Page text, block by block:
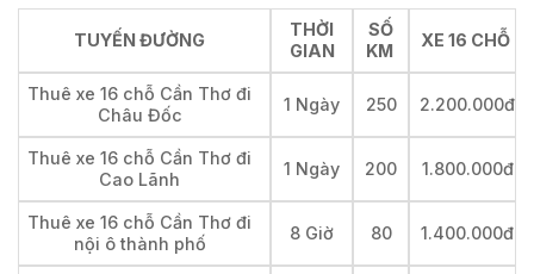
TUYẾN ĐƯỜNG
THỜI
GIAN
SỐ
KM
XE 16 CHỖ
Thuê xe 16 chỗ Cần Thơ đi
Châu Đốc
1 Ngày 250 2.200.000đ
Thuê xe 16 chỗ Cần Thơ đi
Cao Lãnh
1 Ngày 200 1.800.000đ
Thuê xe 16 chỗ Cần Thơ đi
nội ô thành phố
8 Giờ 80 1.400.000đ